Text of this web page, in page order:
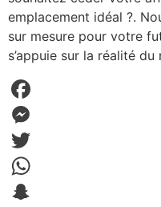
emplacement idéal ?.
sur mesure pour votre
s’appuie sur la réalité
Facebook
Messenger
Twitter
WhatsApp